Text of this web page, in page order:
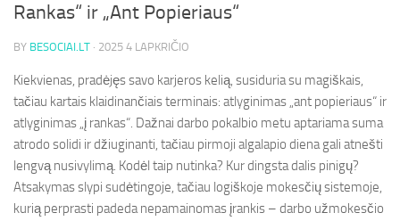
Rankas“ ir „Ant Popieriaus“
BY BESOCIAI.LT · 2025 4 LAPKRIČIO
Kiekvienas, pradėjęs savo karjeros kelią, susiduria su magiškais,
tačiau kartais klaidinančiais terminais: atlyginimas „ant popieriaus“ ir
atlyginimas „į rankas“. Dažnai darbo pokalbio metu aptariama suma
atrodo solidi ir džiuginanti, tačiau pirmoji algalapio diena gali atnešti
lengvą nusivylimą. Kodėl taip nutinka? Kur dingsta dalis pinigų?
Atsakymas slypi sudėtingoje, tačiau logiškoje mokesčių sistemoje,
kurią perprasti padeda nepamainomas įrankis – darbo užmokesčio